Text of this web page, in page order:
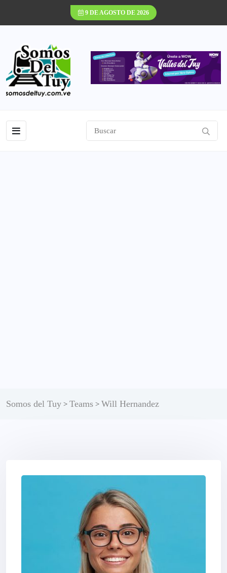
9 DE AGOSTO DE 2026
Somos del Tuy > Teams > Will Hernandez